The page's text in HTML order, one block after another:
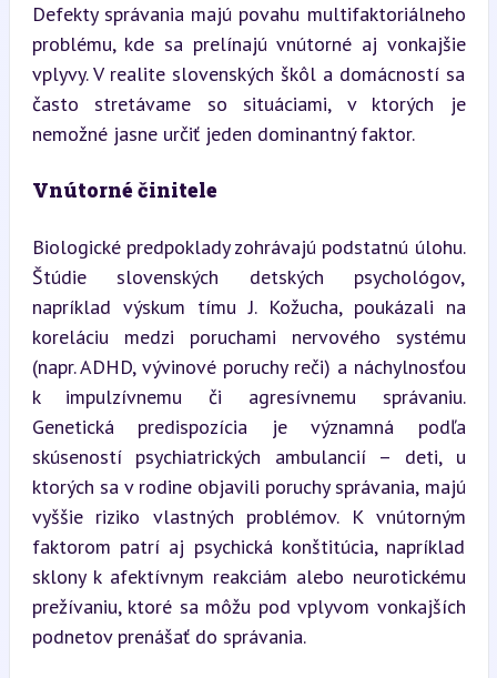
Defekty správania majú povahu multifaktoriálneho
problému, kde sa prelínajú vnútorné aj vonkajšie
vplyvy. V realite slovenských škôl a domácností sa
často stretávame so situáciami, v ktorých je
nemožné jasne určiť jeden dominantný faktor.
Vnútorné činitele
Biologické predpoklady zohrávajú podstatnú úlohu.
Štúdie slovenských detských psychológov,
napríklad výskum tímu J. Kožucha, poukázali na
koreláciu medzi poruchami nervového systému
(napr. ADHD, vývinové poruchy reči) a náchylnosťou
k impulzívnemu či agresívnemu správaniu.
Genetická predispozícia je významná podľa
skúseností psychiatrických ambulancií – deti, u
ktorých sa v rodine objavili poruchy správania, majú
vyššie riziko vlastných problémov. K vnútorným
faktorom patrí aj psychická konštitúcia, napríklad
sklony k afektívnym reakciám alebo neurotickému
prežívaniu, ktoré sa môžu pod vplyvom vonkajších
podnetov prenášať do správania.